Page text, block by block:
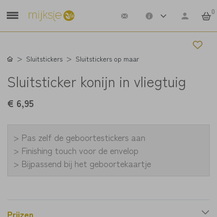
0
Sluitstickers Sluitstickers op maar
Sluitsticker konijn in vliegtuig
€ 6,95
> Pas zelf de geboortestickers aan
> Finishing touch voor de envelop
> Bijpassend bij het geboortekaartje
Prijzen